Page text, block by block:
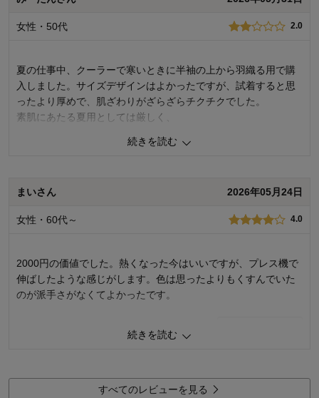
おすすめ用途： オフィス
身長（cm）： ～150
サイズ： ちょうど良い
女性・50代 2.0
夏の仕事中、クーラーで寒いときに半袖の上から羽織る用で購
入しました。サイズデザインはよかったですが、試着すると思
ったより厚めで、肌ざわりがざらざらチクチクでした。
素肌にあたる夏用としては厳しく、
購入商品： ネイビー, Ｍ
お気に入りポイント：
デザイン、色、サイズ、価格
やせ型
おすすめ用途： オフィス
続きを読む
まいさん 2026年05月24日
女性・60代～ 4.0
2000円の価値でした。熱くなった今はいいですが、プレス機で
伸ばしたような感じがします。色は思ったよりもくすんでいた
のが派手さがなくてよかったです。
デザイン
5.0
続きを読む
すべてのレビューを見る